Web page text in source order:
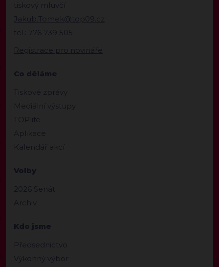
tiskový mluvčí
Jakub.Tomek@top09.cz
tel.: 776 739 505
Registrace pro novináře
Co děláme
Tiskové zprávy
Mediální výstupy
TOPlife
Aplikace
Kalendář akcí
Volby
2026 Senát
Archiv
Kdo jsme
Předsednictvo
Výkonný výbor